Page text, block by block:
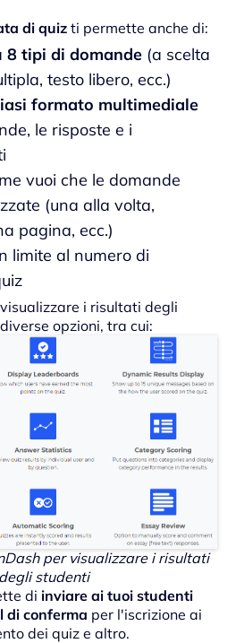
di quiz ti permette anche di:
8 tipi di domande (a scelta
testo libero, ecc.)
formato multimediale
le risposte e i
vuoi che le domande
(una alla volta,
pagina, ecc.)
limite al numero di
i risultati degli
opzioni, tra cui:
per visualizzare i risultati
degli studenti
di inviare ai tuoi studenti
di conferma per l'iscrizione ai
dei quiz e altro.